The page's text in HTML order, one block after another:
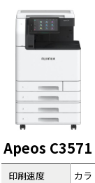
Apeos C3571
印刷速度
カラ